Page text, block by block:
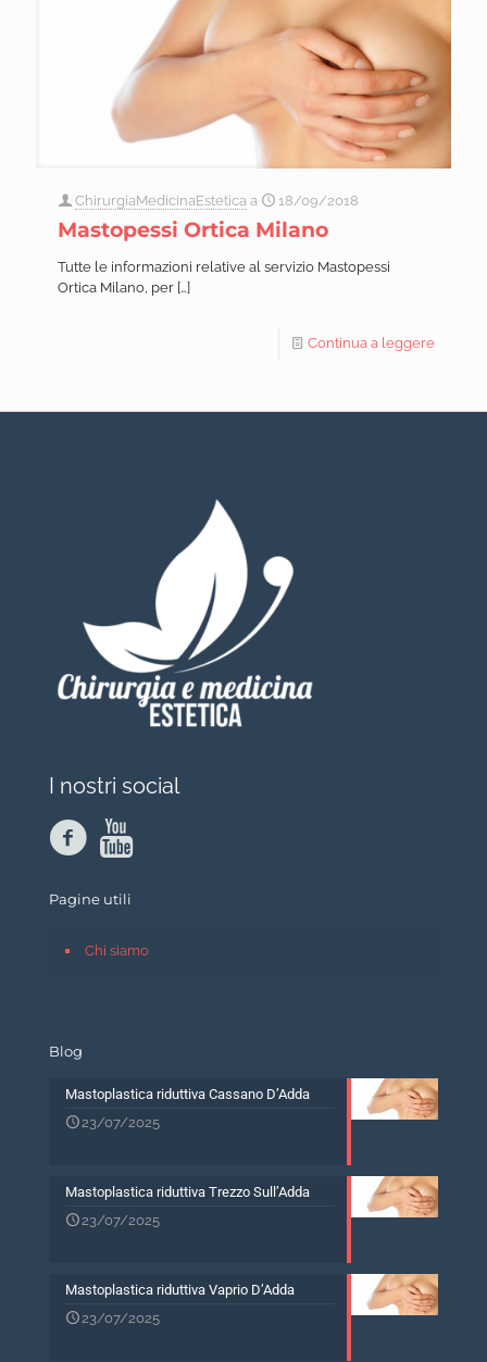
ChirurgiaMedicinaEstetica a 18/09/2018
Mastopessi Ortica Milano
Tutte le informazioni relative al servizio Mastopessi
Ortica Milano, per […]
Continua a leggere
I nostri social
Pagine utili
Chi siamo
Blog
Mastoplastica riduttiva Cassano D’Adda
23/07/2025
Mastoplastica riduttiva Trezzo Sull’Adda
23/07/2025
Mastoplastica riduttiva Vaprio D’Adda
23/07/2025